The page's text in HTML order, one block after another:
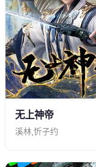
无上神帝
溪林,忻子约